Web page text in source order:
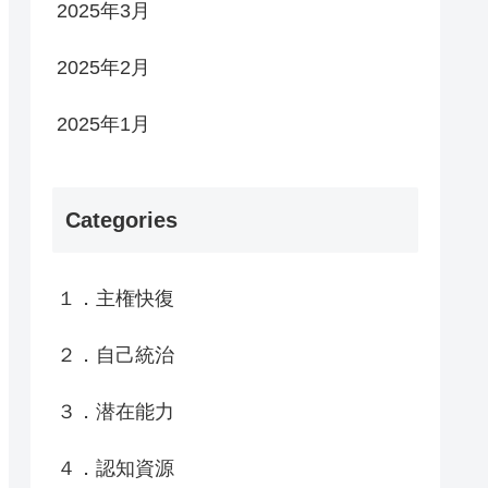
2025年3月
2025年2月
2025年1月
Categories
１．主権快復
２．自己統治
３．潜在能力
４．認知資源